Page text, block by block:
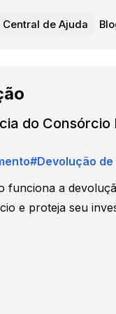
Central de Ajuda
do
#Devolução de
funciona a
e proteja seu